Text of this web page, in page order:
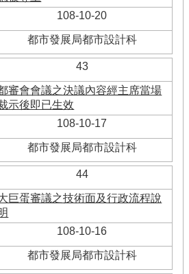
108-10-20
都市發展局都市設計科
43
審會會議之決議內容經主席當場
示後即已生效
108-10-17
都市發展局都市設計科
44
巨蛋審議之技術面及行政流程說
108-10-16
都市發展局都市設計科